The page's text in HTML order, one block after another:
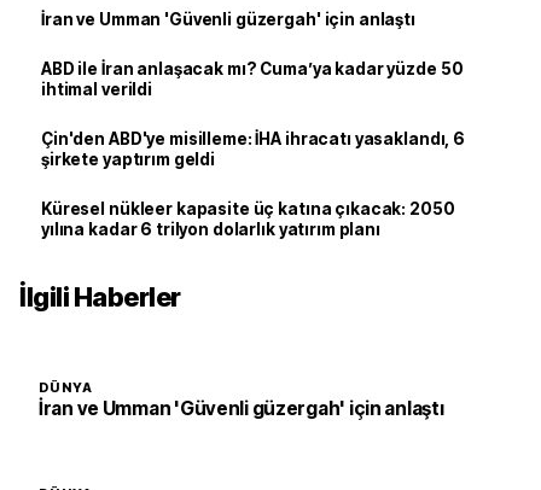
İran ve Umman 'Güvenli güzergah' için anlaştı
ABD ile İran anlaşacak mı? Cuma’ya kadar yüzde 50
ihtimal verildi
Çin'den ABD'ye misilleme: İHA ihracatı yasaklandı, 6
şirkete yaptırım geldi
Küresel nükleer kapasite üç katına çıkacak: 2050
yılına kadar 6 trilyon dolarlık yatırım planı
İlgili Haberler
DÜNYA
İran ve Umman 'Güvenli güzergah' için anlaştı